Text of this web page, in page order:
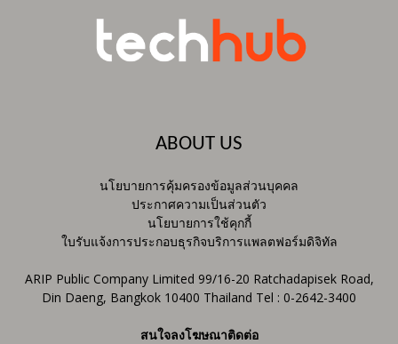
ABOUT US
นโยบายการคุ้มครองข้อมูลส่วนบุคคล
ประกาศความเป็นส่วนตัว
นโยบายการใช้คุกกี้
ใบรับแจ้งการประกอบธุรกิจบริการแพลตฟอร์มดิจิทัล
ARIP Public Company Limited 99/16-20 Ratchadapisek Road,
Din Daeng, Bangkok 10400 Thailand Tel : 0-2642-3400
สนใจลงโฆษณาติดต่อ